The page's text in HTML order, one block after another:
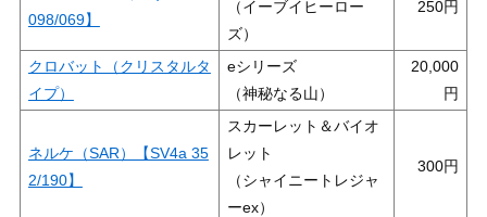
098/069】
（イーブイヒーロー
ズ）
250
クロバット（クリスタルタ
イプ）
eシリーズ
（神秘なる山）
20,000
ネルケ（SAR）【SV4a 35
2/190】
スカーレット＆バイオ
レット
（シャイニートレジャ
ーex）
300